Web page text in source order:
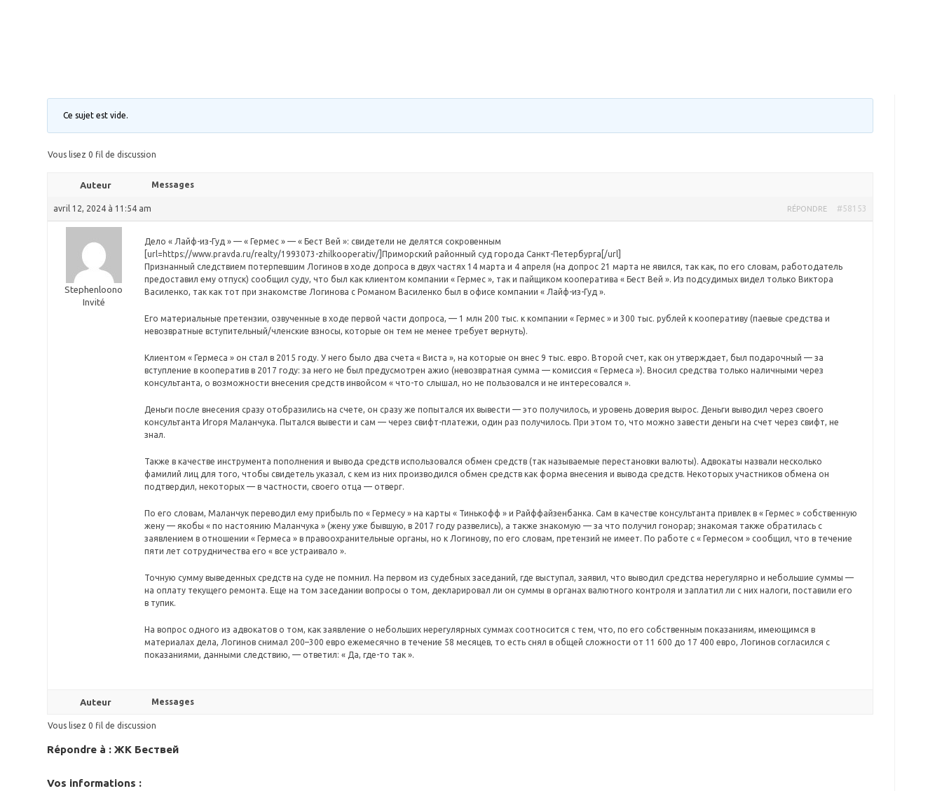
Ce sujet est vide.
Vous lisez 0 fil de discussion
Auteur Messages
avril 12, 2024 à 11:54 am #58153
RÉPONDRE
Stephenloono
Invité
Дело « Лайф-из-Гуд » — « Гермес » — « Бест Вей »: свидетели не делятся сокровенным
[url=https://www.pravda.ru/realty/1993073-zhilkooperativ/]Приморский районный суд города Санкт-Петербурга[/url]
Признанный следствием потерпевшим Логинов в ходе допроса в двух частях 14 марта и 4 апреля (на допрос 21 марта не явился, так как, по его словам, работодатель
предоставил ему отпуск) сообщил суду, что был как клиентом компании « Гермес », так и пайщиком кооператива « Бест Вей ». Из подсудимых видел только Виктора
Василенко, так как тот при знакомстве Логинова с Романом Василенко был в офисе компании « Лайф-из-Гуд ».
Его материальные претензии, озвученные в ходе первой части допроса, — 1 млн 200 тыс. к компании « Гермес » и 300 тыс. рублей к кооперативу (паевые средства и
невозвратные вступительный/членские взносы, которые он тем не менее требует вернуть).
Клиентом « Гермеса » он стал в 2015 году. У него было два счета « Виста », на которые он внес 9 тыс. евро. Второй счет, как он утверждает, был подарочный — за
вступление в кооператив в 2017 году: за него не был предусмотрен ажио (невозвратная сумма — комиссия « Гермеса »). Вносил средства только наличными через
консультанта, о возможности внесения средств инвойсом « что-то слышал, но не пользовался и не интересовался ».
Деньги после внесения сразу отобразились на счете, он сразу же попытался их вывести — это получилось, и уровень доверия вырос. Деньги выводил через своего
консультанта Игоря Маланчука. Пытался вывести и сам — через свифт-платежи, один раз получилось. При этом то, что можно завести деньги на счет через свифт, не
знал.
Также в качестве инструмента пополнения и вывода средств использовался обмен средств (так называемые перестановки валюты). Адвокаты назвали несколько
фамилий лиц для того, чтобы свидетель указал, с кем из них производился обмен средств как форма внесения и вывода средств. Некоторых участников обмена он
подтвердил, некоторых — в частности, своего отца — отверг.
По его словам, Маланчук переводил ему прибыль по « Гермесу » на карты « Тинькофф » и Райффайзенбанка. Сам в качестве консультанта привлек в « Гермес » собственную
жену — якобы « по настоянию Маланчука » (жену уже бывшую, в 2017 году развелись), а также знакомую — за что получил гонорар; знакомая также обратилась с
заявлением в отношении « Гермеса » в правоохранительные органы, но к Логинову, по его словам, претензий не имеет. По работе с « Гермесом » сообщил, что в течение
пяти лет сотрудничества его « все устраивало ».
Точную сумму выведенных средств на суде не помнил. На первом из судебных заседаний, где выступал, заявил, что выводил средства нерегулярно и небольшие суммы —
на оплату текущего ремонта. Еще на том заседании вопросы о том, декларировал ли он суммы в органах валютного контроля и заплатил ли с них налоги, поставили его
в тупик.
На вопрос одного из адвокатов о том, как заявление о небольших нерегулярных суммах соотносится с тем, что, по его собственным показаниям, имеющимся в
материалах дела, Логинов снимал 200–300 евро ежемесячно в течение 58 месяцев, то есть снял в общей сложности от 11 600 до 17 400 евро, Логинов согласился с
показаниями, данными следствию, — ответил: « Да, где-то так ».
Auteur Messages
Vous lisez 0 fil de discussion
Répondre à : ЖК Бествей
Vos informations :